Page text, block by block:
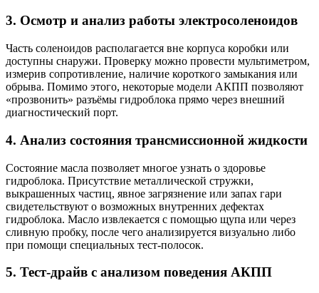
3. Осмотр и анализ работы электросоленоидов
Часть соленоидов располагается вне корпуса коробки или
доступны снаружи. Проверку можно провести мультиметром,
измерив сопротивление, наличие короткого замыкания или
обрыва. Помимо этого, некоторые модели АКПП позволяют
«прозвонить» разъёмы гидроблока прямо через внешний
диагностический порт.
4. Анализ состояния трансмиссионной жидкости
Состояние масла позволяет многое узнать о здоровье
гидроблока. Присутствие металлической стружки,
выкрашенных частиц, явное загрязнение или запах гари
свидетельствуют о возможных внутренних дефектах
гидроблока. Масло извлекается с помощью щупа или через
сливную пробку, после чего анализируется визуально либо
при помощи специальных тест-полосок.
5. Тест-драйв с анализом поведения АКПП